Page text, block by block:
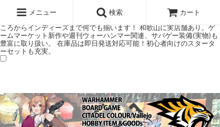
ミアムショップTORAYAMA。通販・オンラインショップです！ ウォー
ハンマーとボードゲームのことなら当店へ！ボードゲームもメジャーど
ころからインディーズまで何でも揃います！ 和歌山に実店舗あり。ゲ
ームマーケット新作や週刊ウォーハンマー関連、サバゲー装備(実物)も
豊富に取り扱い。 在庫品は即日発送対応可能！初心者向けのスタータ
ーセットも充実。
メニュー 検索 カート